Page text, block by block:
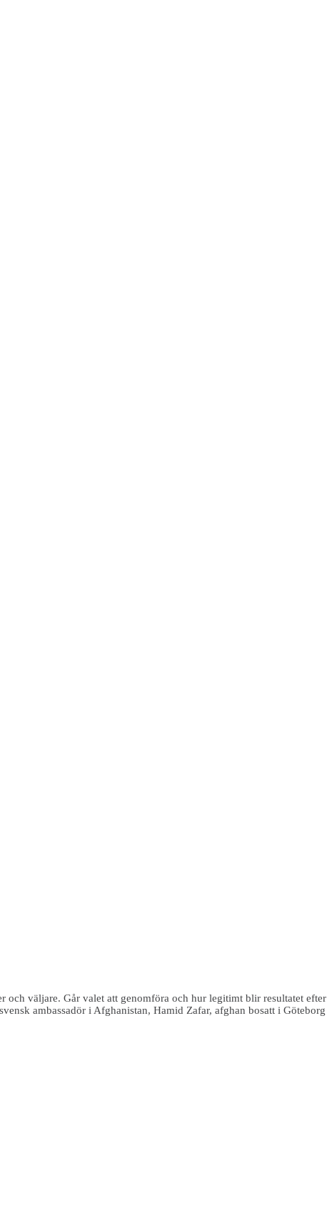
och väljare. Går valet att genomföra och hur legitimt blir resultatet efter
ambassadör i Afghanistan, Hamid Zafar, afghan bosatt i Göteborg